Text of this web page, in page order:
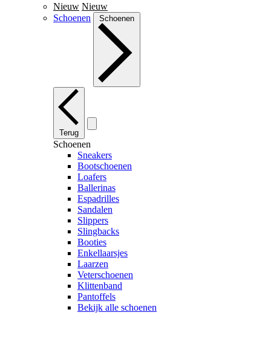
Nieuw Nieuw
Schoenen
Schoenen
Terug
Schoenen
Sneakers
Bootschoenen
Loafers
Ballerinas
Espadrilles
Sandalen
Slippers
Slingbacks
Booties
Enkellaarsjes
Laarzen
Veterschoenen
Klittenband
Pantoffels
Bekijk alle schoenen